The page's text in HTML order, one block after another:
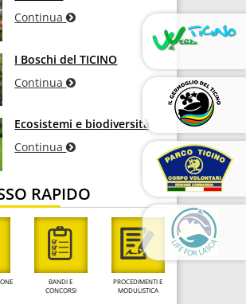
Continua
I Boschi del TICINO
Continua
Ecosistemi e biodiversità
Continua
RAPIDO
BANDI E
CONCORSI
PROCEDIMENTI E
MODULISTICA